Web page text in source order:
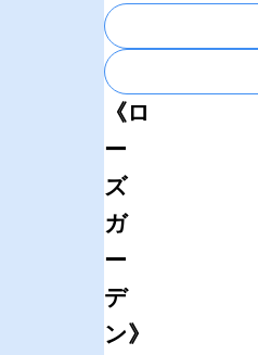
《ロ
ー
ズ
ガ
ー
デ
ン》